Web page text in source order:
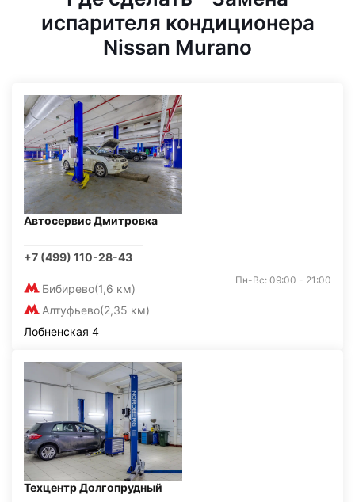
испарителя кондиционера
Nissan Murano
Автосервис Дмитровка
+7 (499) 110-28-43
Бибирево(1,6 км)
Алтуфьево(2,35 км)
Пн-Вс: 09:00 - 21:00
Лобненская 4
Техцентр Долгопрудный